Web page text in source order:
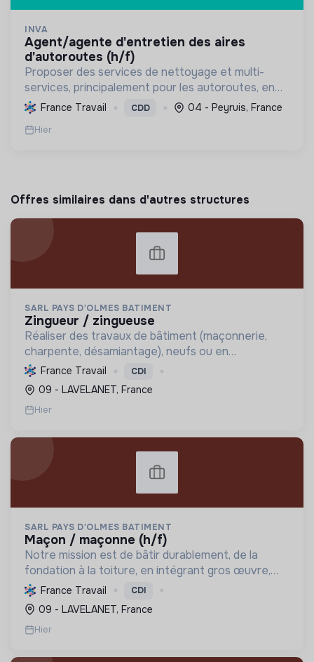
INVA
agent/agente d'entretien des aires
d'autoroutes (h/f)
Proposer des services de nettoyage et multi-
services, principalement pour les autoroutes, en
France. Favoriser l'inclusion sociale et
professionnelle, et contribuer à la préservation de
l'environnemen...
France Travail CDD 04 - Peyruis, France
Hier
Offres similaires dans d'autres structures
SARL PAYS D'OLMES BATIMENT
zingueur / zingueuse
Réaliser des travaux de bâtiment (maçonnerie,
charpente, désamiantage), neufs ou en
rénovation, garantissant qualité, durabilité et
efficacité énergétique. Formation continue et
Label RGE.
France Travail CDI
09 - LAVELANET, France
Hier
SARL PAYS D'OLMES BATIMENT
maçon / maçonne (h/f)
Notre mission est de bâtir durablement, de la
fondation à la toiture, en intégrant gros œuvre,
rénovation et désamiantage. Nous formons des
talents et valorisons l'insertion, avec le Label RGE.
France Travail CDI
09 - LAVELANET, France
Hier